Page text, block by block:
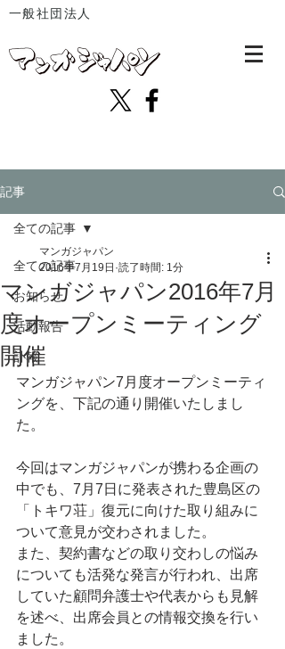
一般社団法人
記事
全ての記事
お知らせ
活動報告
訃報
全ての記事
マンガジャパン2016年7月
度オープンミーティング
開催
マンガジャパン
2016年7月19日 読了時間: 1分
マンガジャパン7月度オープンミーティ
ングを、下記の通り開催いたしまし
た。
今回はマンガジャパンが携わる企画の
中でも、7月7日に発表された豊島区の
「トキワ荘」復元に向けた取り組みに
ついて意見が交わされました。
また、契約書などの取り交わしの悩み
についても活発な発言が行われ、出席
していた顧問弁護士や代表からも見解
を述べ、出席会員との情報交換を行い
ました。